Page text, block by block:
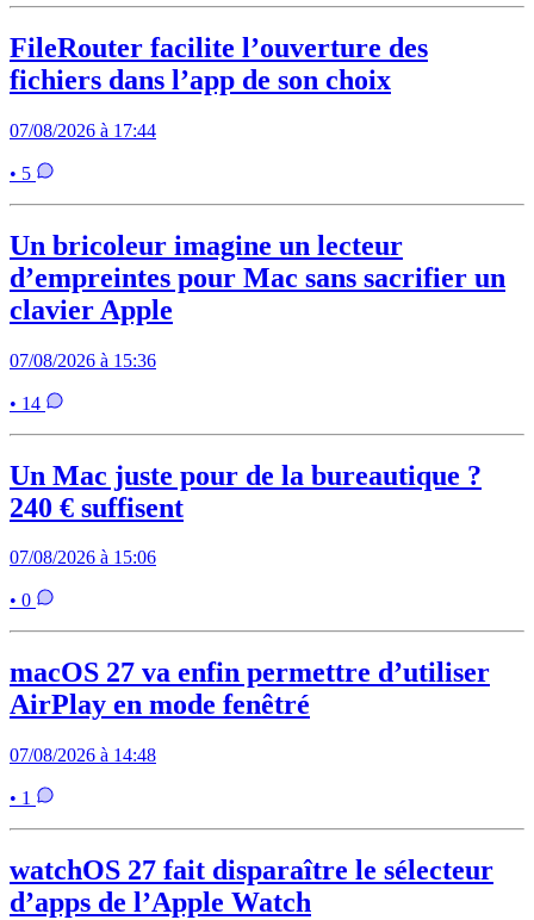
FileRouter facilite l’ouverture des
fichiers dans l’app de son choix
07/08/2026 à 17:44
• 5
Un bricoleur imagine un lecteur
d’empreintes pour Mac sans sacrifier un
clavier Apple
07/08/2026 à 15:36
• 14
Un Mac juste pour de la bureautique ?
240 € suffisent
07/08/2026 à 15:06
• 0
macOS 27 va enfin permettre d’utiliser
AirPlay en mode fenêtré
07/08/2026 à 14:48
• 1
watchOS 27 fait disparaître le sélecteur
d’apps de l’Apple Watch